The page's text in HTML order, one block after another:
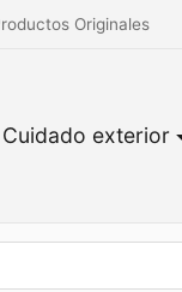
Originales
Cuidado exterior